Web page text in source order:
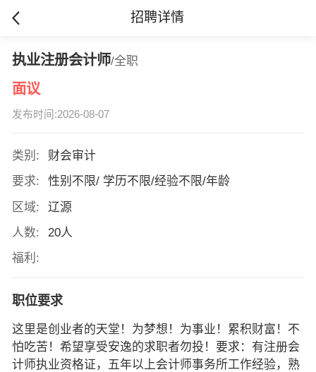
招聘详情
执业注册会计师/全职
面议
发布时间:2026-08-07
类别:
财会审计
要求:
性别不限/ 学历不限/经验不限/年龄
区域:
辽源
人数:
20人
福利:
职位要求
这里是创业者的天堂！为梦想！为事业！累积财富！不
怕吃苦！希望享受安逸的求职者勿投！要求：有注册会
计师执业资格证，五年以上会计师事务所工作经验，熟